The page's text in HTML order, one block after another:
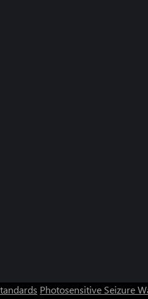
Photosensitive Seizure